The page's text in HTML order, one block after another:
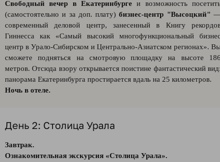
Свободный вечер в Екатеринбурге и возможность
(самостоятельно и за доп. плату)бизнес-центр "Высоцкий"
современный деловой центр, занесенный в Книгу
Гиннесса как «Самый высокий многофункциональный
центр в Урало-Сибирском и Центрально-Азиатском регионах».
сможете подняться на смотровую площадку на высоте
метров. Отсюда взору открывается поистине фантастический
панорама Екатеринбурга простирается вдаль на 25 километров.
Ночь в отеле.
День 2: Столица Урала
Завтрак.
Ознакомительная экскурсия «Столица Урала».